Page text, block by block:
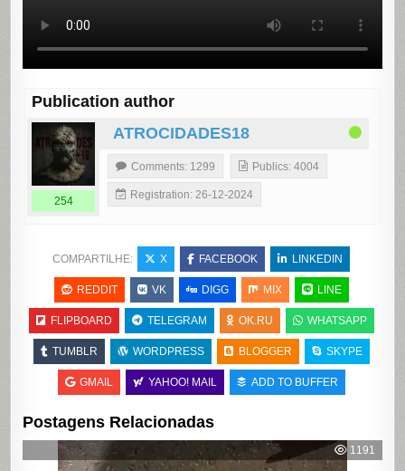
Publication author
ATROCIDADES18
254
Comments: 1299 Publics: 4004
Registration: 26-12-2024
COMPARTILHE: X FACEBOOK LINKEDIN
REDDIT VK DIGG MIX LINE
FLIPBOARD TELEGRAM OK.RU WHATSAPP
TUMBLR WORDPRESS BLOGGER SKYPE
GMAIL YAHOO! MAIL ADD TO BUFFER
Postagens Relacionadas
1191